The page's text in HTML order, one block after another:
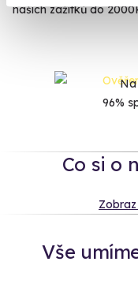
našich zážitků do
96%
Co si o
Vše